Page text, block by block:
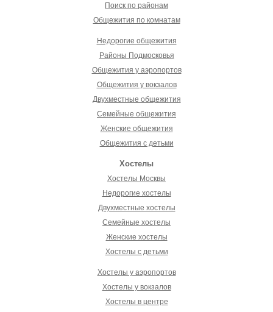
Поиск по районам
Общежития по комнатам
Недорогие общежития
Районы Подмосковья
Общежития у аэропортов
Общежития у вокзалов
Двухместные общежития
Семейные общежития
Женские общежития
Общежития с детьми
Хостелы
Хостелы Москвы
Недорогие хостелы
Двухместные хостелы
Семейные хостелы
Женские хостелы
Хостелы с детьми
Хостелы у аэропортов
Хостелы у вокзалов
Хостелы в центре